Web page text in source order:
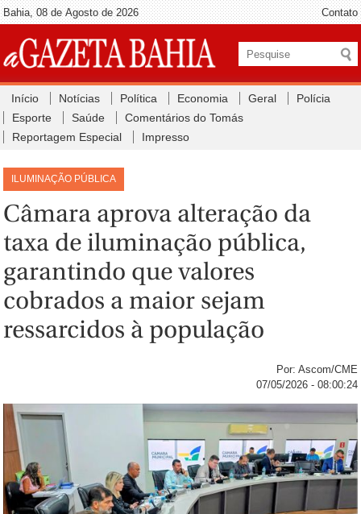
Bahia, 08 de Agosto de 2026 Contato
Início Notícias Política Economia Geral
Polícia
Esporte
Saúde
Comentários do Tomás
Reportagem Especial
Impresso
ILUMINAÇÃO PÚBLICA
Câmara aprova alteração da
taxa de iluminação pública,
garantindo que valores
cobrados a maior sejam
ressarcidos à população
Por: Ascom/CME
07/05/2026 - 08:00:24